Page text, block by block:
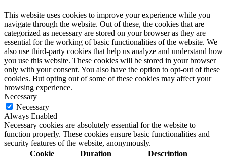
This website uses cookies to improve your experience while you
navigate through the website. Out of these, the cookies that are
categorized as necessary are stored on your browser as they are
essential for the working of basic functionalities of the website. We
also use third-party cookies that help us analyze and understand how
you use this website. These cookies will be stored in your browser
only with your consent. You also have the option to opt-out of these
cookies. But opting out of some of these cookies may affect your
browsing experience.
Necessary
Necessary
Always Enabled
Necessary cookies are absolutely essential for the website to
function properly. These cookies ensure basic functionalities and
security features of the website, anonymously.
Cookie
Duration Description